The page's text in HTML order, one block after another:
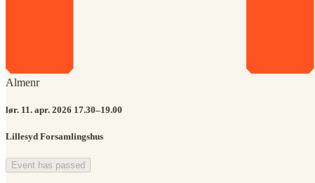
Almenr
lør. 11. apr. 2026 17.30–19.00
Lillesyd Forsamlingshus
Event has passed